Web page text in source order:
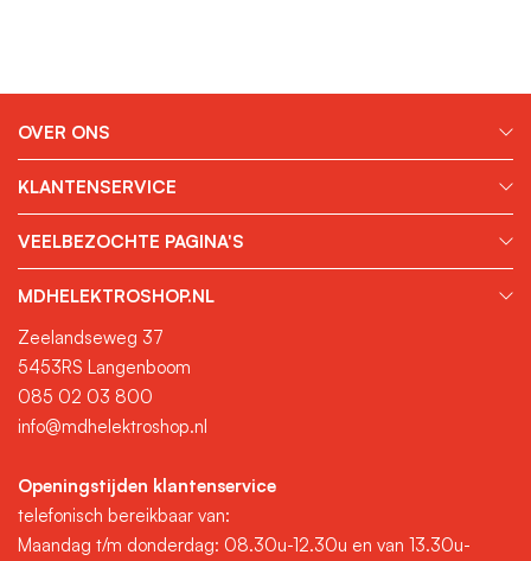
OVER ONS
KLANTENSERVICE
VEELBEZOCHTE PAGINA'S
MDHELEKTROSHOP.NL
Zeelandseweg 37
5453RS Langenboom
085 02 03 800
info@mdhelektroshop.nl
Openingstijden klantenservice
telefonisch bereikbaar van:
Maandag t/m donderdag: 08.30u-12.30u en van 13.30u-